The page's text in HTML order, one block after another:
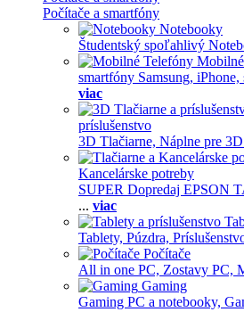
Počítače a smartfóny
Notebooky
Študentský spoľahlivý
smartfóny Samsung, iPhone,
viac
príslušenstvo
3D Tlačiarne, Náplne pre
Kancelárske potreby
SUPER Dopredaj EPSON
... viac
Tablety, Púzdra,
Počítače
All in one PC, Zostavy PC,
Gaming
Gaming PC a notebooky,